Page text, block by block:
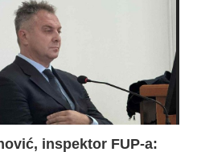
inspektor FUP-a: